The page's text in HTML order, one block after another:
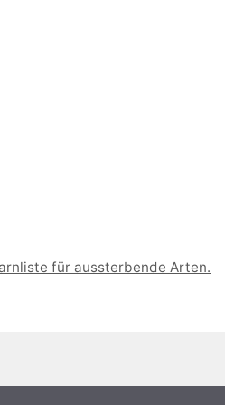
für aussterbende Arten.